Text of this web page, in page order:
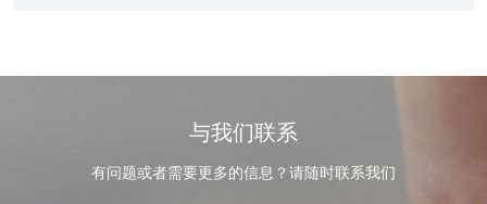
与我们联系
有问题或者需要更多的信息？请随时联系我们